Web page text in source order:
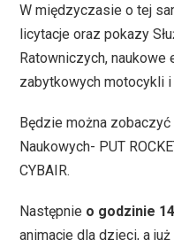
W międzyczasie o tej
licytacje oraz pokazy
Ratowniczych,
zabytkowych motocykli i
Będzie można
Naukowych- PUT
CYBAIR.
Następnie o godzinie
animacje dla dzieci, a już